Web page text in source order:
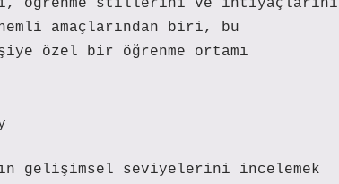
öğrenme stillerini ve ihtiyaçlarını
amaçlarından biri, bu
özel bir öğrenme ortamı
gelişimsel seviyelerini incelemek